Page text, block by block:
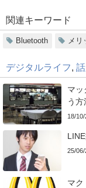
関連キーワード
Bluetooth メリ
デジタルライフ,
マッ
う方
18/
25/06/
マク